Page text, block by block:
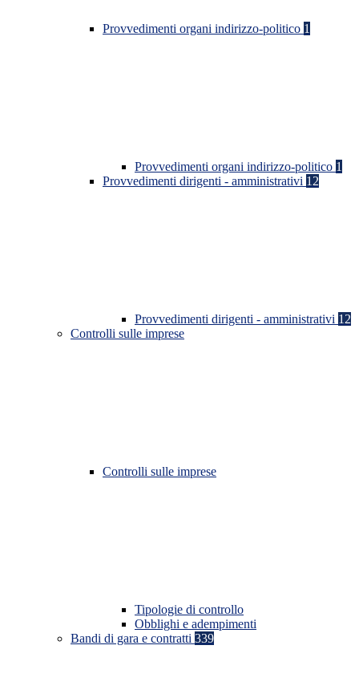
Provvedimenti organi indirizzo-politico 1
Provvedimenti organi indirizzo-politico 1
Provvedimenti dirigenti - amministrativi 12
Provvedimenti dirigenti - amministrativi 12
Controlli sulle imprese
Controlli sulle imprese
Tipologie di controllo
Obblighi e adempimenti
Bandi di gara e contratti 339